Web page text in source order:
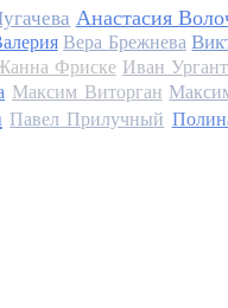
Анастасия
Вера Брежнева
Фриске Иван Ургант
Максим Виторган
Павел Прилучный